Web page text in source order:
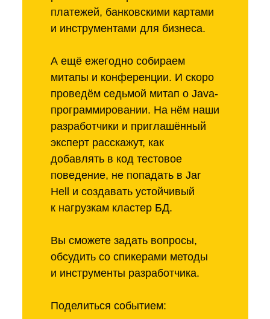
платежей, банковскими картами
и инструментами для бизнеса.
А ещё ежегодно собираем
митапы и конференции. И скоро
проведём седьмой митап о Java-
программировании. На нём наши
разработчики и приглашённый
эксперт расскажут, как
добавлять в код тестовое
поведение, не попадать в Jar
Hell и создавать устойчивый
к нагрузкам кластер БД.
Вы сможете задать вопросы,
обсудить со спикерами методы
и инструменты разработчика.
Поделиться событием: